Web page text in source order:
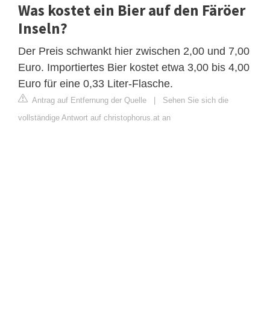
Was kostet ein Bier auf den Färöer
Inseln?
Der Preis schwankt hier zwischen 2,00 und 7,00
Euro. Importiertes Bier kostet etwa 3,00 bis 4,00
Euro für eine 0,33 Liter-Flasche.
Antrag auf Entfernung der Quelle
Sehen Sie sich die
vollständige Antwort auf christophorus.at an